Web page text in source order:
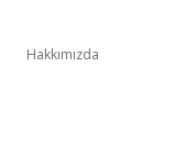
Hakkımızda